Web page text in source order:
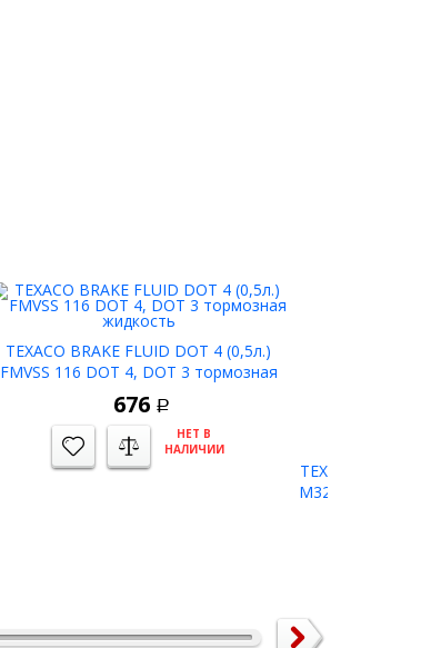
TEXACO BRAKE FLUID DOT 4 (0,5л.)
FMVSS 116 DOT 4, DOT 3 тормозная
жидкость
676 Р
НЕТ В
НАЛИЧИИ
TEXACO
M3289 (CHF 11S)